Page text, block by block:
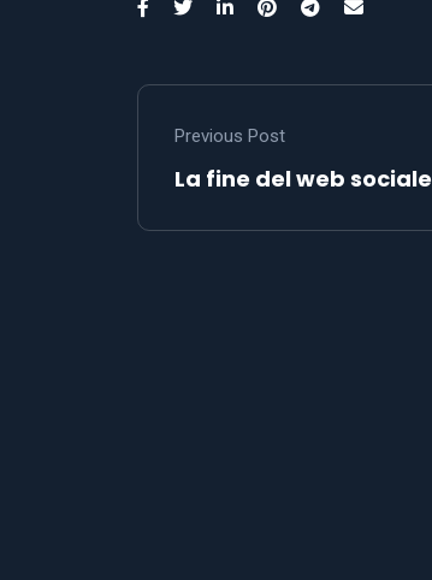
Previous Post
La fine del web sociale